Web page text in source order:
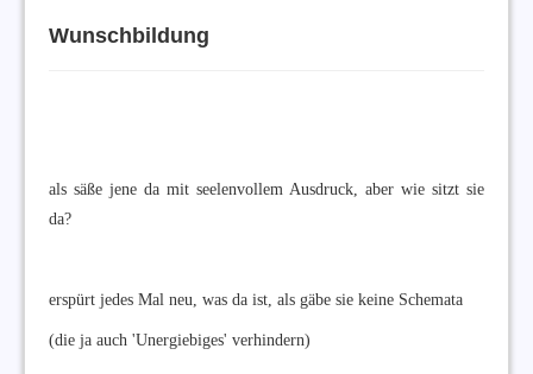
Wunschbildung
als säße jene da mit seelenvollem Ausdruck, aber wie sitzt sie
da?
erspürt jedes Mal neu, was da ist, als gäbe sie keine Schemata
(die ja auch 'Unergiebiges' verhindern)